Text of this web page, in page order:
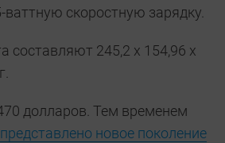
скоростную зарядку.
составляют 245,2 х 154,96 х
долларов. Тем временем
новое поколение